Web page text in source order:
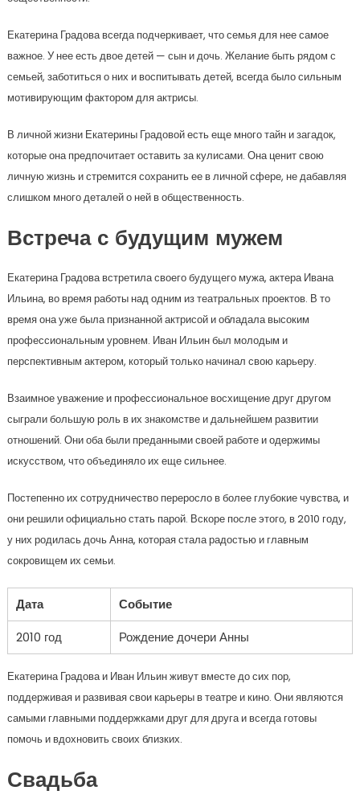
Екатерина Градова всегда подчеркивает, что семья для нее самое
важное. У нее есть двое детей — сын и дочь. Желание быть рядом с
семьей, заботиться о них и воспитывать детей, всегда было сильным
мотивирующим фактором для актрисы.
В личной жизни Екатерины Градовой есть еще много тайн и загадок,
которые она предпочитает оставить за кулисами. Она ценит свою
личную жизнь и стремится сохранить ее в личной сфере, не дабавляя
слишком много деталей о ней в общественность.
Встреча с будущим мужем
Екатерина Градова встретила своего будущего мужа, актера Ивана
Ильина, во время работы над одним из театральных проектов. В то
время она уже была признанной актрисой и обладала высоким
профессиональным уровнем. Иван Ильин был молодым и
перспективным актером, который только начинал свою карьеру.
Взаимное уважение и профессиональное восхищение друг другом
сыграли большую роль в их знакомстве и дальнейшем развитии
отношений. Они оба были преданными своей работе и одержимы
искусством, что объединяло их еще сильнее.
Постепенно их сотрудничество переросло в более глубокие чувства, и
они решили официально стать парой. Вскоре после этого, в 2010 году,
у них родилась дочь Анна, которая стала радостью и главным
сокровищем их семьи.
Дата
Событие
2010 год
Рождение дочери Анны
Екатерина Градова и Иван Ильин живут вместе до сих пор,
поддерживая и развивая свои карьеры в театре и кино. Они являются
самыми главными поддержками друг для друга и всегда готовы
помочь и вдохновить своих близких.
Свадьба